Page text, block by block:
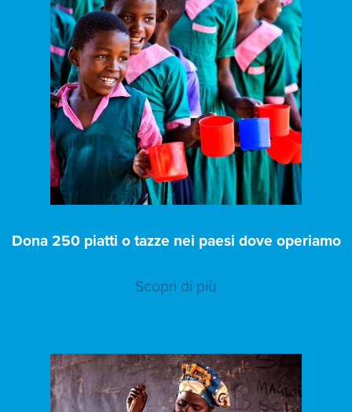
Dona 250 piatti o tazze nei paesi dove operiamo
Scopri di più